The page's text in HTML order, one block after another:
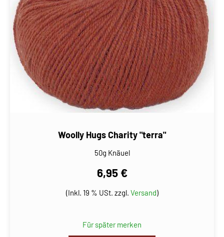
Woolly Hugs Charity "terra"
50g Knäuel
6,95 €
(Inkl. 19 % USt. zzgl. Versand)
Für später merken